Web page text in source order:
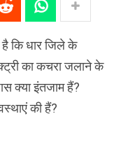
कि धार जिले के
का कचरा जलाने के
क्या इंतजाम हैं?
की हैं?